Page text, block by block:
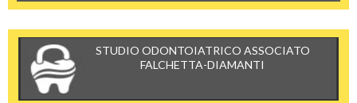
STUDIO ODONTOIATRICO ASSOCIATO
FALCHETTA-DIAMANTI